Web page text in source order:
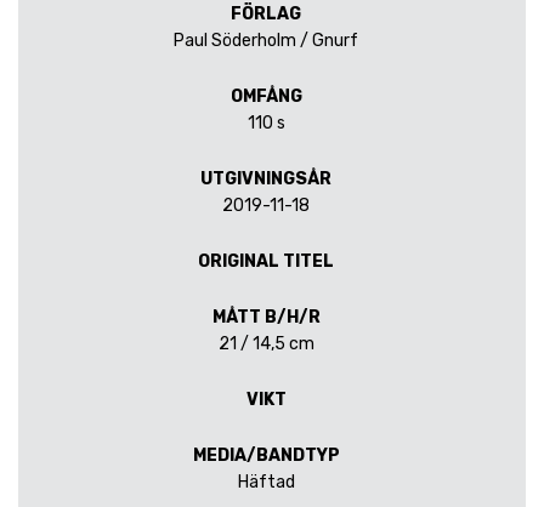
FÖRLAG
Paul Söderholm / Gnurf
OMFÅNG
110 s
UTGIVNINGSÅR
2019-11-18
ORIGINAL TITEL
MÅTT B/H/R
21 / 14,5 cm
VIKT
MEDIA/BANDTYP
Häftad